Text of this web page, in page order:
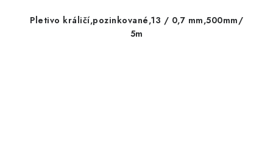
Pletivo králičí,pozinkované,13 / 0,7 mm,500mm/
5m